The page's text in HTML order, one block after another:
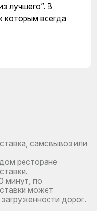
лучшего”. В
которым всегда
самовывоз или
ресторане
минут, по
может
дорог.